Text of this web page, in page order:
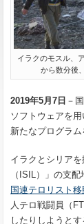
イラクのモスル、
から数分後
2019年5月 7 日 －
ソフトウェアを
新たなプログラム
イラクとシリア
（ISIL）」の支
国連テロリスト
人テロ戦闘員（
したりしようと